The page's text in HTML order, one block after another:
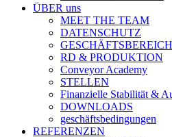
ÜBER uns
MEET THE TEAM
DATENSCHUTZ
RD & PRODUKTION
Conveyor Academy
STELLEN
Finanzielle Stabilität &
DOWNLOADS
geschäftsbedingungen
REFERENZEN